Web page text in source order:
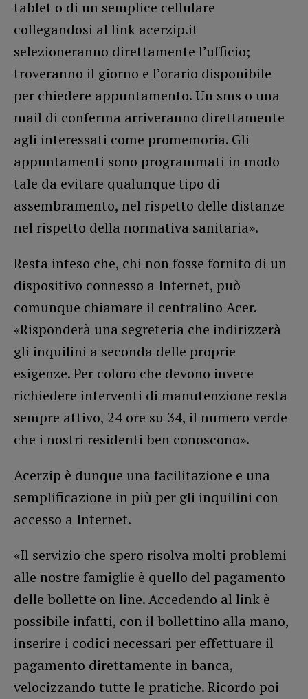
tablet o di un semplice cellulare
collegandosi al link acerzip.it
selezioneranno direttamente l’ufficio;
troveranno il giorno e l’orario disponibile
per chiedere appuntamento. Un sms o una
mail di conferma arriveranno direttamente
agli interessati come promemoria. Gli
appuntamenti sono programmati in modo
tale da evitare qualunque tipo di
assembramento, nel rispetto delle distanze
nel rispetto della normativa sanitaria».
Resta inteso che, chi non fosse fornito di un
dispositivo connesso a Internet, può
comunque chiamare il centralino Acer.
«Risponderà una segreteria che indirizzerà
gli inquilini a seconda delle proprie
esigenze. Per coloro che devono invece
richiedere interventi di manutenzione resta
sempre attivo, 24 ore su 34, il numero verde
che i nostri residenti ben conoscono».
Acerzip è dunque una facilitazione e una
semplificazione in più per gli inquilini con
accesso a Internet.
«Il servizio che spero risolva molti problemi
alle nostre famiglie è quello del pagamento
delle bollette on line. Accedendo al link è
possibile infatti, con il bollettino alla mano,
inserire i codici necessari per effettuare il
pagamento direttamente in banca,
velocizzando tutte le pratiche. Ricordo poi